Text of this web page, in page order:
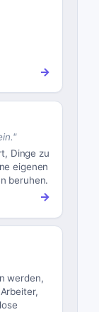
→
"
Dinge zu
eigenen
beruhen.
→
werden,